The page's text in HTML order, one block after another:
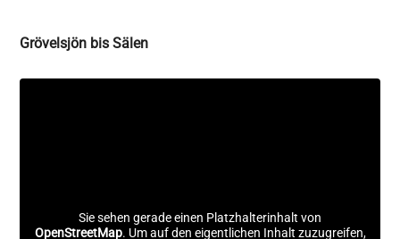
Grövelsjön bis Sälen
Sie sehen gerade einen Platzhalterinhalt von
OpenStreetMap. Um auf den eigentlichen Inhalt zuzugreifen,